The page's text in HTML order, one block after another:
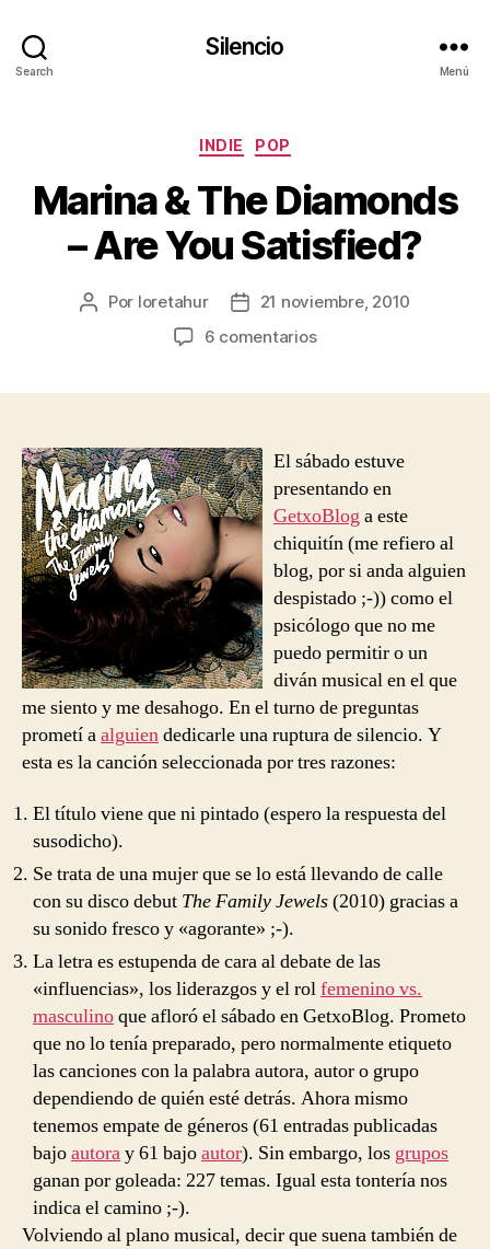
Search
Silencio
Menú
Categorías
INDIE POP
Marina & The Diamonds
– Are You Satisfied?
Autor
Por loretahur
Fecha21 noviembre, 2010
6 comentariosen
–
Are
Satisfied?
El sábado estuve
presentando en
GetxoBlog a este
chiquitín (me refiero al
blog, por si anda alguien
despistado ;-)) como el
psicólogo que no me
puedo permitir o un
diván musical en el que
me siento y me desahogo. En el turno de preguntas
prometí aalguiendedicarle una ruptura de silencio. Y
esta es la canción seleccionada por tres razones:
El título viene que ni pintado (espero la respuesta del
susodicho).
Se trata de una mujer que se lo está llevando de calle
con su disco debut The Family Jewels(2010) gracias a
su sonido fresco y «agorante» ;-).
La letra es estupenda de cara al debate de las
«influencias», los liderazgos y el rolfemenino vs.
masculinoque afloró el sábado en GetxoBlog. Prometo
que no lo tenía preparado, pero normalmente etiqueto
las canciones con la palabra autora, autor o grupo
dependiendo de quién esté detrás. Ahora mismo
tenemos empate de géneros (61 entradas publicadas
bajoautoray 61 bajoautor). Sin embargo, los grupos
ganan por goleada: 227 temas. Igual esta tontería nos
indica el camino ;-).
Volviendo al plano musical, decir que suena también de